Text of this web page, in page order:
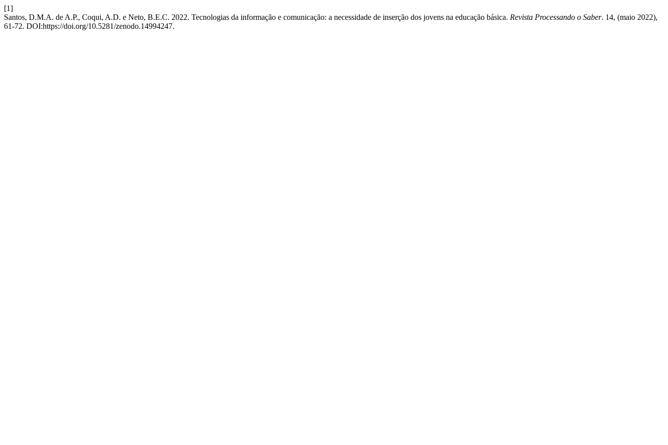
[1]
Santos, D.M.A. de A.P., Coqui, A.D. e Neto, B.E.C. 2022. Tecnologias da informação e comunicação: a necessidade de inserção dos jovens na educação básica. Revista Processando o Saber. 14, (maio 2022),
61-72. DOI:https://doi.org/10.5281/zenodo.14994247.